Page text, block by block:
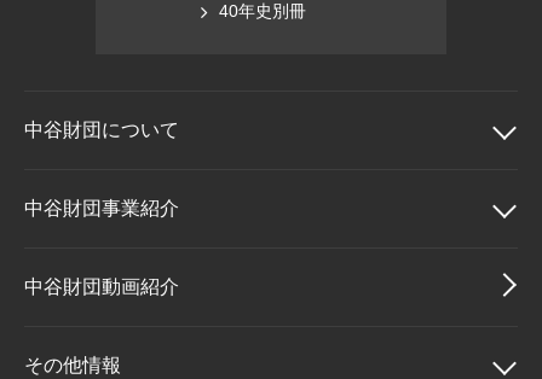
40年史別冊
中谷財団について
中谷財団について
理事長挨拶
設立趣意書
中谷財団事業紹介
中谷財団事業紹介
中谷賞
中谷財団動画紹介
その他情報